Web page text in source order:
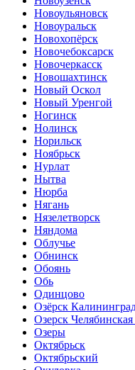
Новоульяновск
Новоуральск
Новохопёрск
Новочебоксарск
Новочеркасск
Новошахтинск
Новый Оскол
Новый Уренгой
Ногинск
Нолинск
Норильск
Ноябрьск
Нурлат
Нытва
Нюрба
Нягань
Нязелетворск
Няндома
Облучье
Обнинск
Обоянь
Обь
Одинцово
Озёрск
Озерск Челябинская
Озеры
Октябрьск
Октябрьский